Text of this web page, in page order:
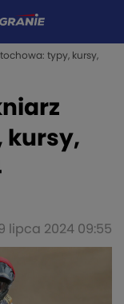
typy, kursy,
kursy,
lipca 2024 09:55